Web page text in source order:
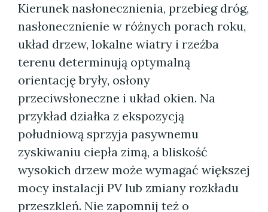
Kierunek nasłonecznienia, przebieg dróg,
nasłonecznienie w różnych porach roku,
układ drzew, lokalne wiatry i rzeźba
terenu determinują optymalną
orientację bryły, osłony
przeciwsłoneczne i układ okien. Na
przykład działka z ekspozycją
południową sprzyja pasywnemu
zyskiwaniu ciepła zimą, a bliskość
wysokich drzew może wymagać większej
mocy instalacji PV lub zmiany rozkładu
przeszkleń. Nie zapomnij też o